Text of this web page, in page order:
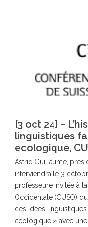
[3 oct 24] –
linguistiques
écologique,
Astrid Guillaume,
interviendra le 3
professeure invitée à
Occidentale (CUSO)
des idées
écologique » avec